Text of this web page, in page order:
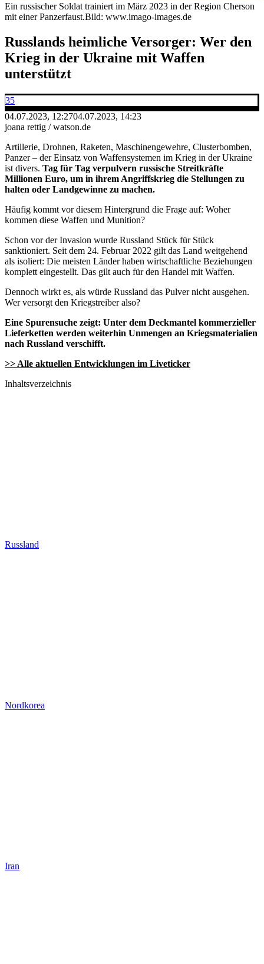
Ein russischer Soldat trainiert im März 2023 in der Region Cherson
mit einer Panzerfaust.Bild: www.imago-images.de
Russlands heimliche Versorger: Wer den
Krieg in der Ukraine mit Waffen
unterstützt
35
04.07.2023, 12:2704.07.2023, 14:23
joana rettig / watson.de
Artillerie, Drohnen, Raketen, Maschinengewehre, Clusterbomben,
Panzer – der Einsatz von Waffensystemen im Krieg in der Ukraine
ist divers. Tag für Tag verpulvern russische Streitkräfte
Millionen Euro, um in ihrem Angriffskrieg die Stellungen zu
halten oder Landgewinne zu machen.
Häufig kommt vor diesem Hintergrund die Frage auf: Woher
kommen diese Waffen und Munition?
Schon vor der Invasion wurde Russland Stück für Stück
sanktioniert. Seit dem 24. Februar 2022 gilt das Land weitgehend
als isoliert: Die meisten Länder haben wirtschaftliche Beziehungen
komplett eingestellt. Das gilt auch für den Handel mit Waffen.
Dennoch wirkt es, als würde Russland das Pulver nicht ausgehen.
Wer versorgt den Kriegstreiber also?
Eine Spurensuche zeigt: Unter dem Deckmantel kommerzieller
Lieferketten werden weiterhin Unmengen an Kriegsmaterialien
nach Russland verschifft.
>> Alle aktuellen Entwicklungen im Liveticker
Inhaltsverzeichnis
Russland
Nordkorea
Iran